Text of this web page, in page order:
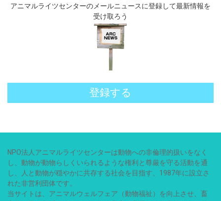
アニマルライツセンターのメールニュースに登録して最新情報を
受け取ろう
登録する
NPO法人アニマルライツセンターは動物への非倫理的扱いをなく
し、動物が動物らしくいられるような権利と尊厳を守る活動を通
し、人と動物が穏やかに共存する社会を目指す、1987年に設立さ
れた非営利団体です。
当サイトは、アニマルウェルフェア（動物福祉）を向上させ、畜